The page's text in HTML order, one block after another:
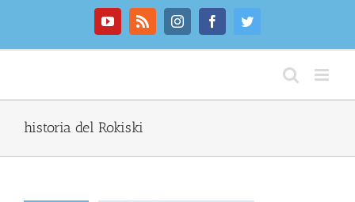
YouTubeRss InstagramFacebookTwitter
historia del Rokiski